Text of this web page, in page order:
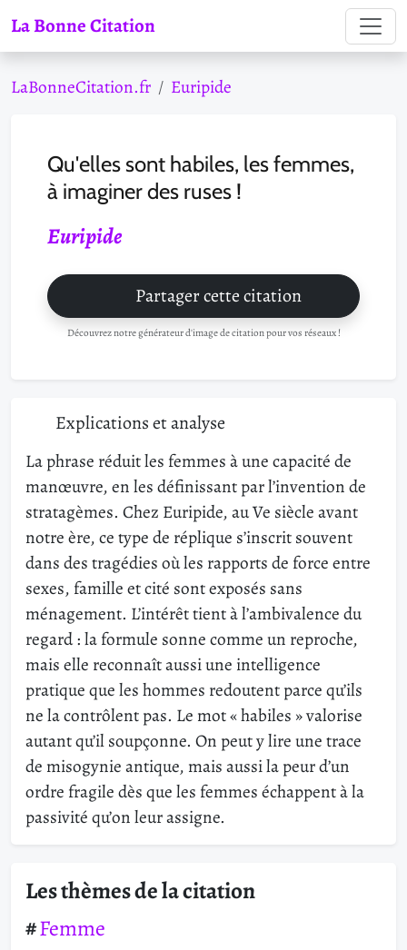
La Bonne Citation
LaBonneCitation.fr Euripide
Qu'elles sont habiles, les femmes,
à imaginer des ruses !
Euripide
Partager cette citation
Découvrez notre générateur d'image de citation pour vos réseaux !
Explications et analyse
La phrase réduit les femmes à une capacité de
manœuvre, en les définissant par l’invention de
stratagèmes. Chez Euripide, au Ve siècle avant
notre ère, ce type de réplique s’inscrit souvent
dans des tragédies où les rapports de force entre
sexes, famille et cité sont exposés sans
ménagement. L’intérêt tient à l’ambivalence du
regard : la formule sonne comme un reproche,
mais elle reconnaît aussi une intelligence
pratique que les hommes redoutent parce qu’ils
ne la contrôlent pas. Le mot « habiles » valorise
autant qu’il soupçonne. On peut y lire une trace
de misogynie antique, mais aussi la peur d’un
ordre fragile dès que les femmes échappent à la
passivité qu’on leur assigne.
Les thèmes de la citation
Femme